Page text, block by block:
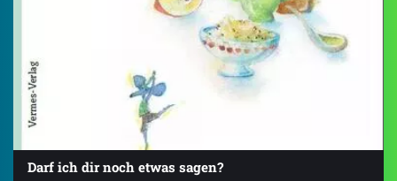
Darf ich dir noch etwas sagen?